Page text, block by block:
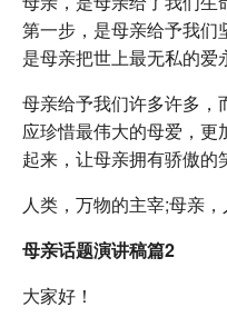
第一步，是母亲给予我们
是母亲把世上最无私的爱
母亲给予我们许多许多
应珍惜最伟大的母爱，更
起来，让母亲拥有骄傲的
人类，万物的主宰;母亲
母亲话题演讲稿篇2
大家好！